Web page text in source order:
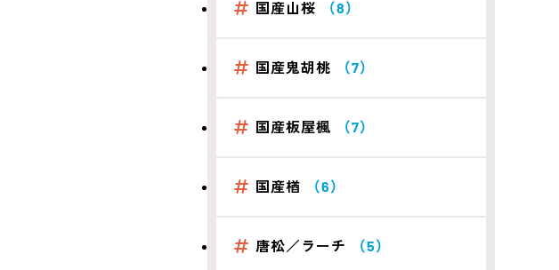
国産山桜 （8）
国産鬼胡桃 （7）
国産板屋楓 （7）
国産楢 （6）
唐松／ラーチ （5）